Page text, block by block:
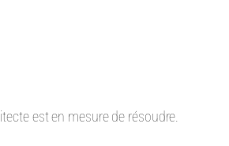
est en mesure de résoudre.